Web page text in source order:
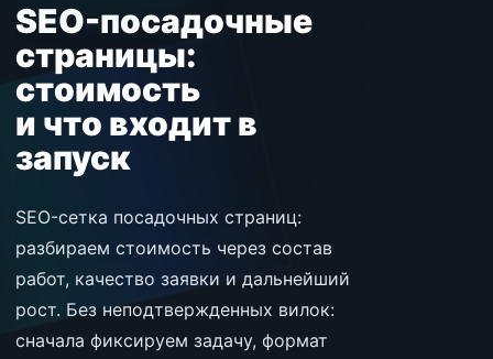
SEO-посадочные
страницы:
стоимость
и что входит в
запуск
SEO-сетка посадочных страниц:
разбираем стоимость через состав
работ, качество заявки и дальнейший
рост. Без неподтвержденных вилок:
сначала фиксируем задачу, формат